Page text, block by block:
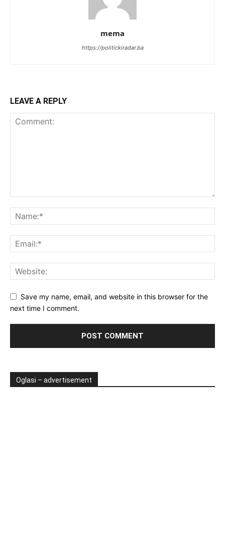
mema
https://politickiradar.ba
LEAVE A REPLY
Save my name, email, and website in this browser for the
next time I comment.
Oglasi – advertisement